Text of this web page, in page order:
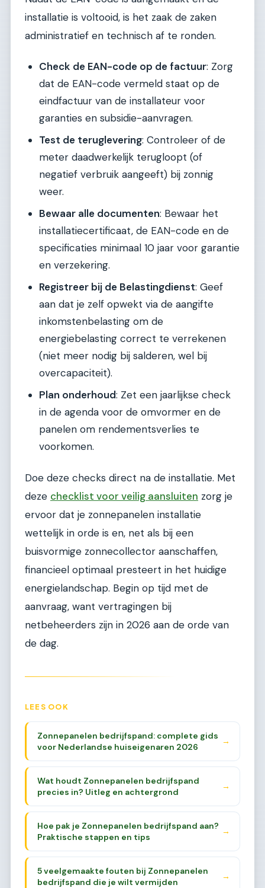
installatie is voltooid, is het zaak de zaken
administratief en technisch af te ronden.
Check de EAN-code op de factuur: Zorg
dat de EAN-code vermeld staat op de
eindfactuur van de installateur voor
garanties en subsidie-aanvragen.
Test de teruglevering: Controleer of de
meter daadwerkelijk terugloopt (of
negatief verbruik aangeeft) bij zonnig
weer.
Bewaar alle documenten: Bewaar het
installatiecertificaat, de EAN-code en de
specificaties minimaal 10 jaar voor garantie
en verzekering.
Registreer bij de Belastingdienst: Geef
aan dat je zelf opwekt via de aangifte
inkomstenbelasting om de
energiebelasting correct te verrekenen
(niet meer nodig bij salderen, wel bij
overcapaciteit).
Plan onderhoud: Zet een jaarlijkse check
in de agenda voor de omvormer en de
panelen om rendementsverlies te
voorkomen.
Doe deze checks direct na de installatie. Met
deze checklist voor veilig aansluiten zorg je
ervoor dat je zonnepanelen installatie
wettelijk in orde is en, net als bij een
buisvormige zonnecollector aanschaffen,
financieel optimaal presteert in het huidige
energielandschap. Begin op tijd met de
aanvraag, want vertragingen bij
netbeheerders zijn in 2026 aan de orde van
de dag.
LEES OOK
Zonnepanelen bedrijfspand: complete gids
voor Nederlandse huiseigenaren 2026
→
Wat houdt Zonnepanelen bedrijfspand
precies in? Uitleg en achtergrond
→
Hoe pak je Zonnepanelen bedrijfspand aan?
Praktische stappen en tips
→
5 veelgemaakte fouten bij Zonnepanelen
bedrijfspand die je wilt vermijden
→